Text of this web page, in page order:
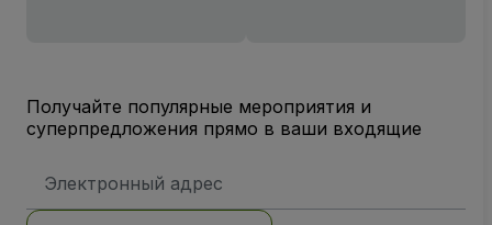
Получайте популярные мероприятия и
суперпредложения прямо в ваши входящие
электронной